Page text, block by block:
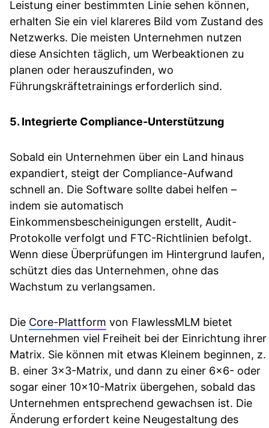
Leistung einer bestimmten Linie sehen können,
erhalten Sie ein viel klareres Bild vom Zustand des
Netzwerks. Die meisten Unternehmen nutzen
diese Ansichten täglich, um Werbeaktionen zu
planen oder herauszufinden, wo
Führungskräftetrainings erforderlich sind.
5. Integrierte Compliance-Unterstützung
Sobald ein Unternehmen über ein Land hinaus
expandiert, steigt der Compliance-Aufwand
schnell an. Die Software sollte dabei helfen –
indem sie automatisch
Einkommensbescheinigungen erstellt, Audit-
Protokolle verfolgt und FTC-Richtlinien befolgt.
Wenn diese Überprüfungen im Hintergrund laufen,
schützt dies das Unternehmen, ohne das
Wachstum zu verlangsamen.
Die Core-Plattform von FlawlessMLM bietet
Unternehmen viel Freiheit bei der Einrichtung ihrer
Matrix. Sie können mit etwas Kleinem beginnen, z.
B. einer 3×3-Matrix, und dann zu einer 6×6- oder
sogar einer 10×10-Matrix übergehen, sobald das
Unternehmen entsprechend gewachsen ist. Die
Änderung erfordert keine Neugestaltung des